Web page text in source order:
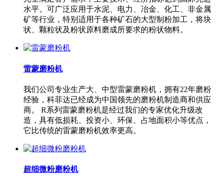
水平。可广泛应用于水泥、电力、冶金、化工、非金属
矿等行业，特别适用于各种矿石的大型制粉加工，将块
状、颗粒状及粉状原料磨成所要求的粉状物料。
雷蒙磨粉机
我们公司专业生产大、中型雷蒙磨粉机，拥有22年磨粉
经验，科菲达已经成为中国领先的磨粉机制造商和供应
商。 R系列雷蒙磨粉机是经过我们的专家优化升级改
造，具有低损耗、投资小、环保、占地面积小等优点，
它比传统的雷蒙磨粉机效率更高。
超细微粉磨粉机